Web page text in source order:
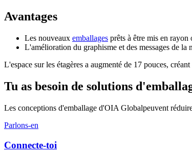
Avantages
Les nouveaux emballages prêts à être mis en
L'amélioration du graphisme et des messages de
L'espace sur les étagères a augmenté de 17 pouces,
Tu as besoin de solutions
Les conceptions d'emballage d'OIA Globalpeuvent
Parlons-en
Connecte-toi